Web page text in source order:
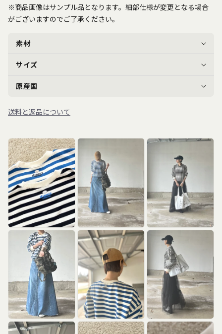
※商品画像はサンプル品となります。細部仕様が変更となる場合
がございますのでご了承ください。
素材
サイズ
原産国
送料と返品について